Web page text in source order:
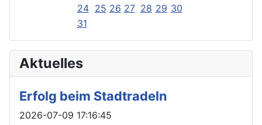
24 25 26 27 28 29 30
31
Aktuelles
Erfolg beim Stadtradeln
Details
2026-07-09 17:16:45